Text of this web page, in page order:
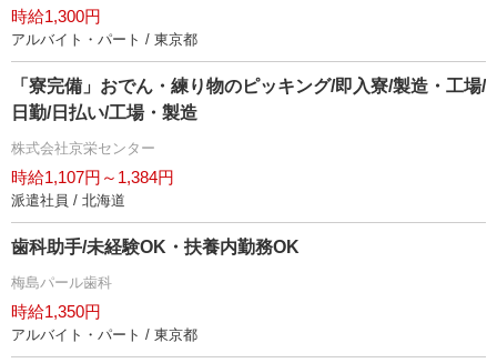
時給1,300円
アルバイト・パート / 東京都
「寮完備」おでん・練り物のピッキング/即入寮/製造・工場/
日勤/日払い/工場・製造
株式会社京栄センター
時給1,107円～1,384円
派遣社員 / 北海道
歯科助手/未経験OK・扶養内勤務OK
梅島パール歯科
時給1,350円
アルバイト・パート / 東京都